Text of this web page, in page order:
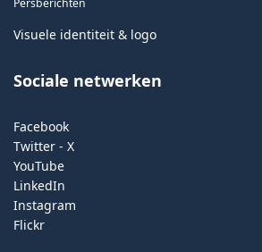
Persberichten
Visuele identiteit & logo
Sociale netwerken
Facebook
Twitter - X
YouTube
LinkedIn
Instagram
Flickr